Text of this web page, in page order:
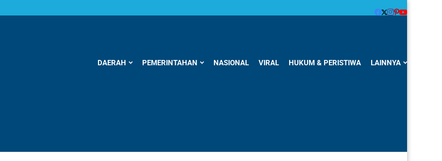
DAERAH PEMERINTAHAN NASIONAL VIRAL HUKUM & PERISTIWA LAINNYA